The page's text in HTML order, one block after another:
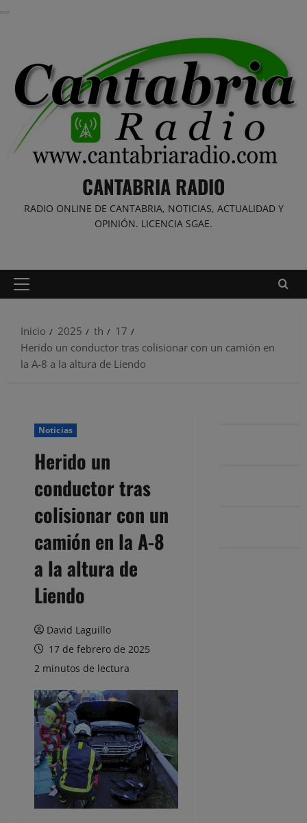
CANTABRIA RADIO
RADIO ONLINE DE CANTABRIA, NOTICIAS, ACTUALIDAD Y
OPINIÓN. LICENCIA SGAE.
Menú
Inicio
2025 th
17
Herido un conductor tras colisionar con un camión en
la A-8 a la altura de Liendo
Noticias
Herido un
conductor tras
colisionar con un
camión en la A-8
a la altura de
Liendo
David Laguillo
17 de febrero de 2025
2 minutos de lectura